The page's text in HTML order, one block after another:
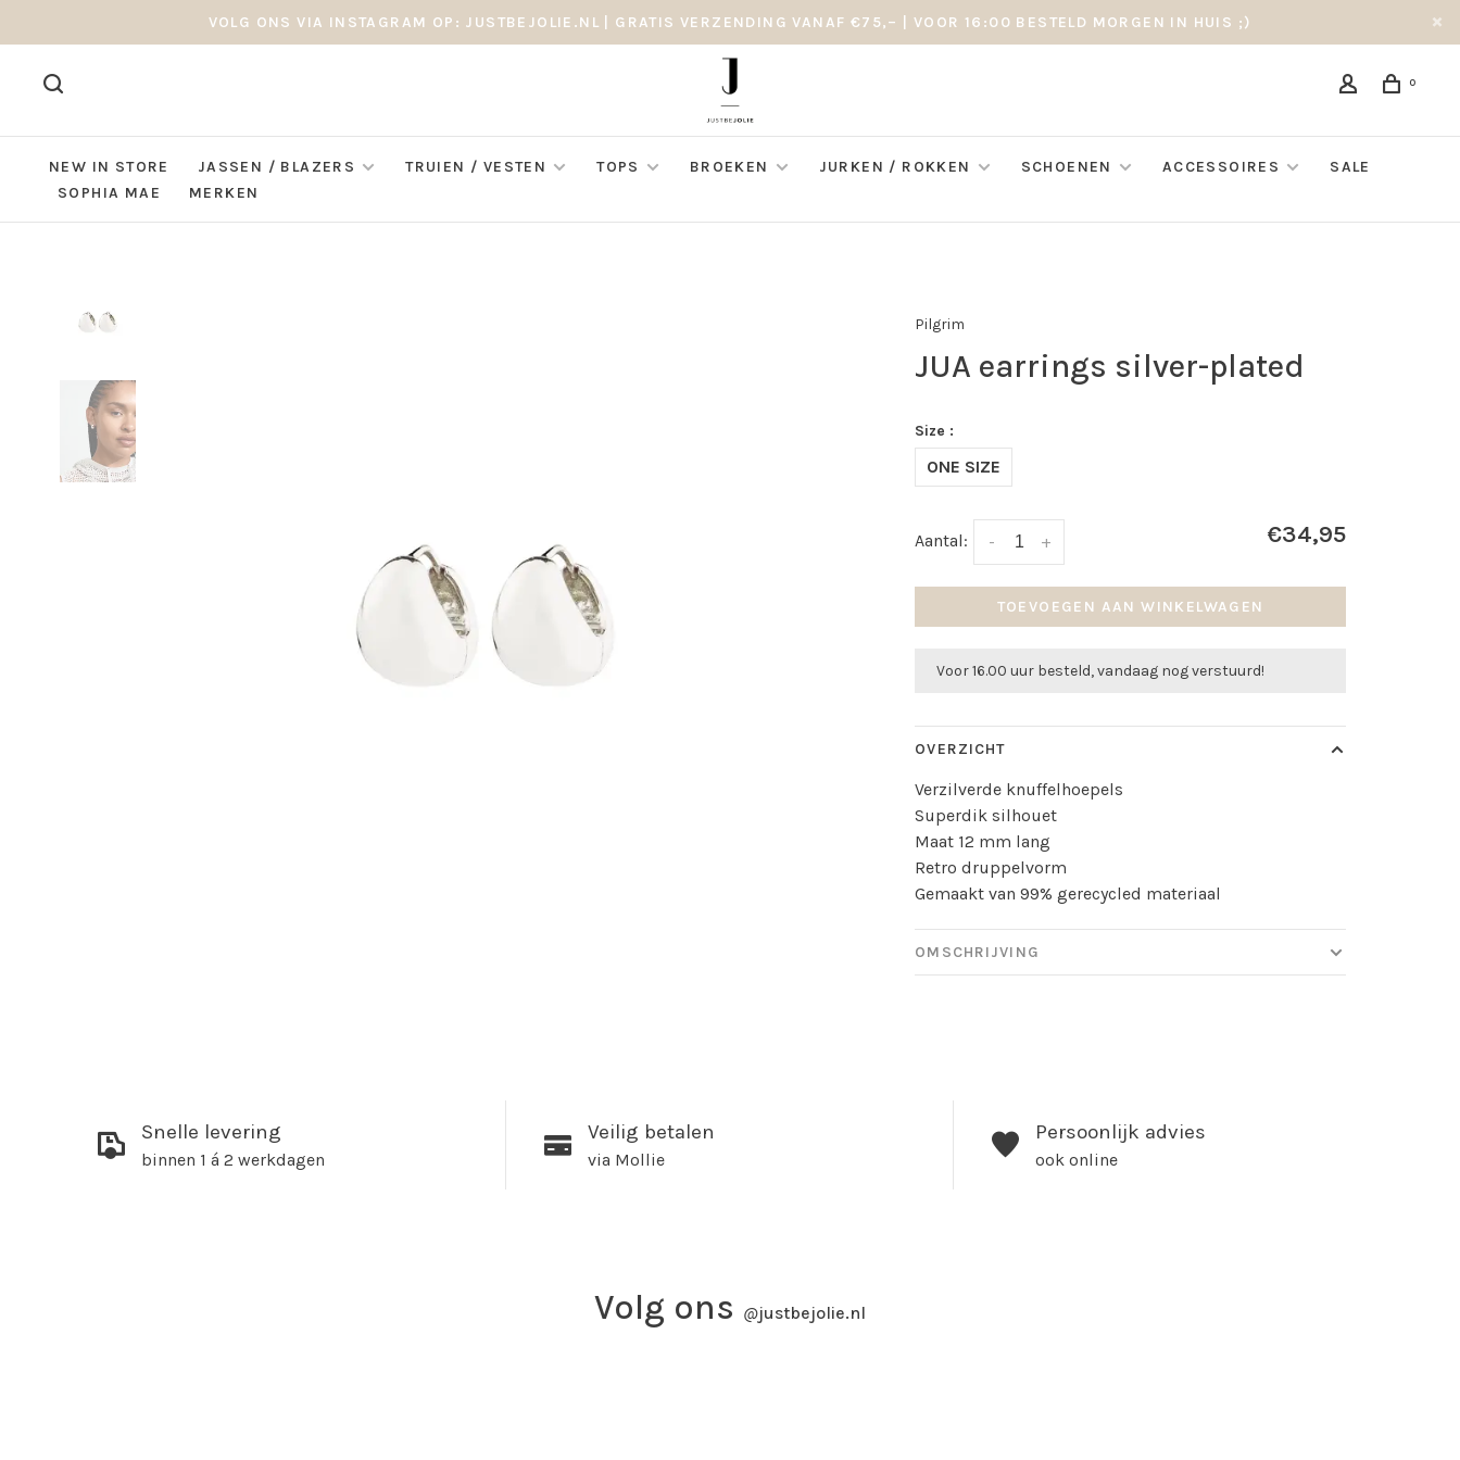
VOLG ONS VIA INSTAGRAM OP: JUSTBEJOLIE.NL | GRATIS VERZENDING VANAF €75,– | VOOR 16:00 BESTELD MORGEN IN HUIS ;)
0
NEW IN STORE JASSEN / BLAZERS TRUIEN / VESTEN TOPS BROEKEN JURKEN / ROKKEN SCHOENEN ACCESSOIRES
SALE
SOPHIA MAE
MERKEN
Pilgrim
JUA earrings silver-plated
Size :
ONE SIZE
Aantal: +
- €34,95
TOEVOEGEN AAN WINKELWAGEN
Voor 16.00 uur besteld, vandaag nog verstuurd!
OVERZICHT
Verzilverde knuffelhoepels
Superdik silhouet
Maat 12 mm lang
Retro druppelvorm
Gemaakt van 99% gerecycled materiaal
OMSCHRIJVING
Snelle levering
binnen 1 á 2 werkdagen
Veilig betalen
via Mollie
Persoonlijk advies
ook online
Volg ons @justbejolie.nl